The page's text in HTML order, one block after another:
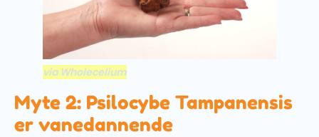
via Wholecelium
Myte 2: Psilocybe Tampanensis
er vanedannende